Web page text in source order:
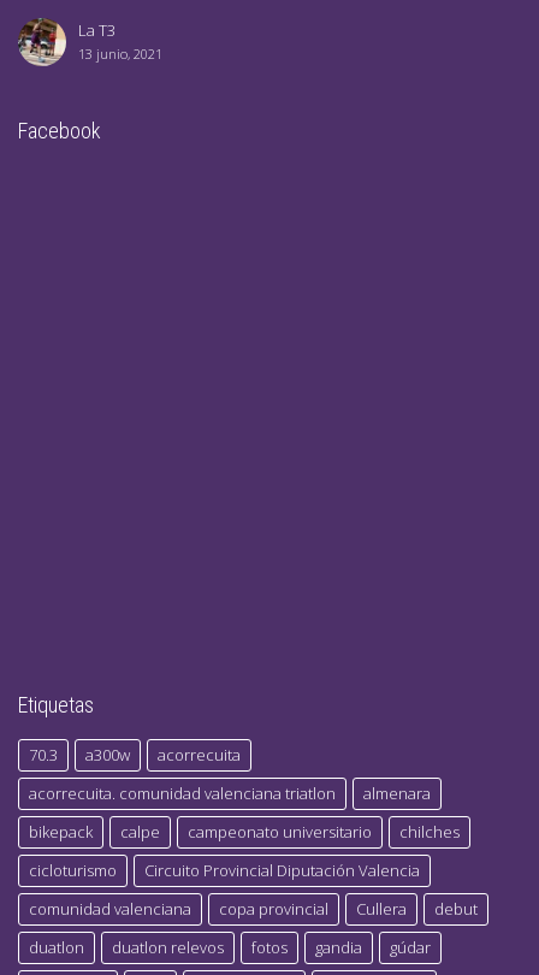
La T3
13 junio, 2021
Facebook
Etiquetas
70.3 a300w
acorrecuita
acorrecuita. comunidad valenciana triatlon
almenara
bikepack
calpe campeonato universitario
chilches
cicloturismo
Circuito Provincial Diputación Valencia
comunidad valenciana
copa provincial Cullera
debut
duatlon
duatlon relevos fotos gandia
gúdar